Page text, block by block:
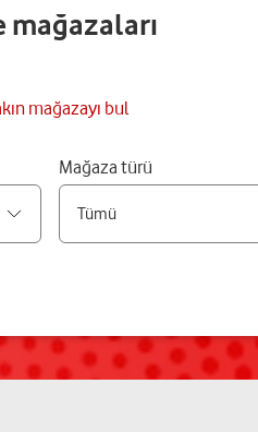
mağazaları
mağazayı bul
Mağaza türü